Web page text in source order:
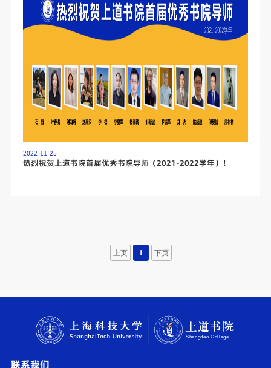
2022-11-25
热烈祝贺上道书院首届优秀书院导师（2021-2022学年）！
上页 1 下页
联系我们